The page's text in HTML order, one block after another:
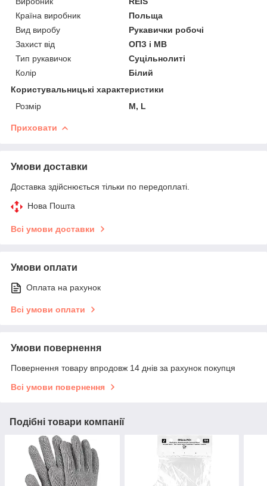
Країна виробник
Польща
Вид виробу
Рукавички робочі
Захист від
ОПЗ і МВ
Тип рукавичок
Суцільнолиті
Колір
Білий
Користувальницькі характеристики
Розмір
M, L
Приховати
Умови доставки
Доставка здійснюється тільки по передоплаті.
Нова Пошта
Всі умови доставки
Умови оплати
Оплата на рахунок
Всі умови оплати
Умови повернення
Повернення товару впродовж 14 днів за рахунок покупця
Всі умови повернення
Подібні товари компанії